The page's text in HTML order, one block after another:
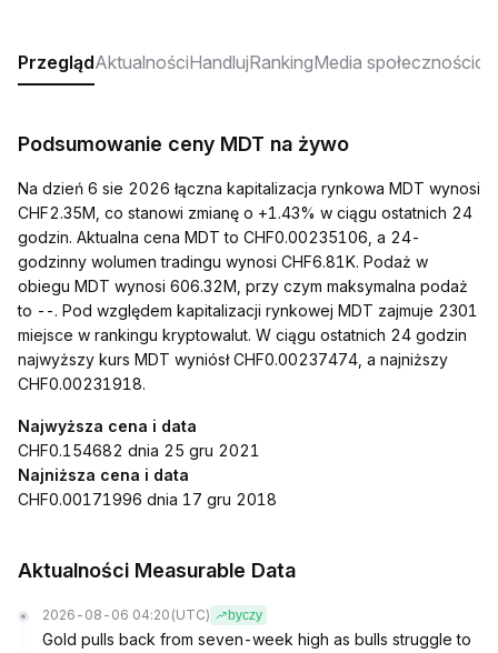
PrzeglądAktualnościHandlujRankingMedia
Podsumowanie ceny MDT na żywo
Na dzień 6 sie 2026 łączna kapitalizacja rynkowa MDT wynosi
CHF2.35M, co stanowi zmianę o +1.43% w ciągu ostatnich 24
godzin. Aktualna cena MDT to CHF0.00235106, a 24-
godzinny wolumen tradingu wynosi CHF6.81K. Podaż w
obiegu MDT wynosi 606.32M, przy czym maksymalna podaż
to --. Pod względem kapitalizacji rynkowej MDT zajmuje 2301
miejsce w rankingu kryptowalut. W ciągu ostatnich 24 godzin
najwyższy kurs MDT wyniósł CHF0.00237474, a najniższy
CHF0.00231918.
Najwyższa cena i data
CHF0.154682 dnia 25 gru 2021
Najniższa cena i data
CHF0.00171996 dnia 17 gru 2018
Aktualności Measurable Data
2026-08-06 04:20 (UTC) byczy
Gold pulls back from seven-week high as bulls struggle to